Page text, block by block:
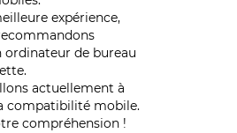
expérience,
ordinateur de bureau
actuellement à
compatibilité mobile.
compréhension !